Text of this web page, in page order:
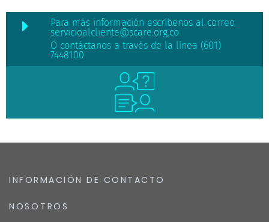
Para más información escríbenos al correo
servicioalcliente@scare.org.co
O contáctanos a través de la línea (601)
7448100
INFORMACIÓN DE CONTACTO
NOSOTROS